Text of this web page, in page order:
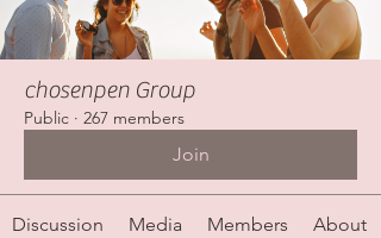
chosenpen Group
Public · 267 members
Join
Discussion Media Members About